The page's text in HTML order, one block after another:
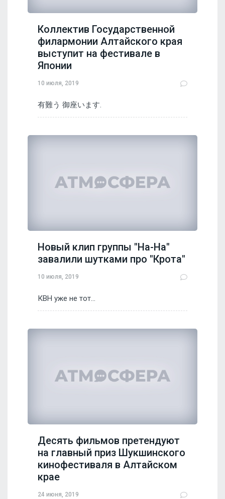
Коллектив Государственной
филармонии Алтайского края
выступит на фестивале в
Японии
10 июля, 2019
有難う 御座います.
Новый клип группы "На-На"
завалили шутками про "Крота"
10 июля, 2019
КВН уже не тот...
Десять фильмов претендуют
на главный приз Шукшинского
кинофестиваля в Алтайском
крае
24 июня, 2019